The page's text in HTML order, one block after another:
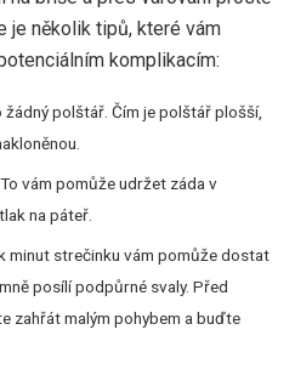
je několik tipů, které vám
komplikacím:
polštář. Čím je polštář plošší,
vám pomůže udržet záda v
na páteř.
minut strečinku vám pomůže dostat
posílí podpůrné svaly. Před
zahřát malým pohybem a buďte